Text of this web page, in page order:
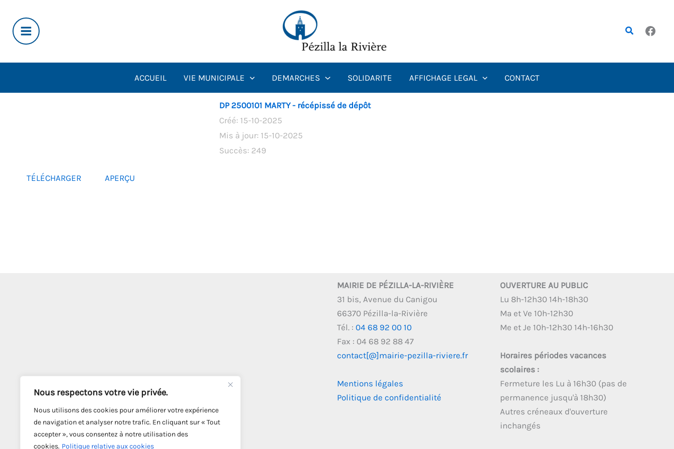
Nous respectons votre vie privée.
Nous utilisons des cookies pour améliorer votre expérience
de navigation et analyser notre trafic. En cliquant sur « Tout
accepter », vous consentez à notre utilisation des
cookies. Politique relative aux cookies
contenu
Rechercher
ACCUEIL VIE MUNICIPALE DEMARCHES SOLIDARITE AFFICHAGE LEGAL CONTACT
DP 2500101 MARTY - récépissé de dépôt
Créé: 15-10-2025
Mis à jour: 15-10-2025
Succès: 249
TÉLÉCHARGER APERÇU
MAIRIE DE PÉZILLA-LA-RIVIÈRE
31 bis, Avenue du Canigou
66370 Pézilla-la-Rivière
Tél. : 04 68 92 00 10
Fax : 04 68 92 88 47
contact[@]mairie-pezilla-riviere.fr
Mentions légales
Politique de confidentialité
OUVERTURE AU PUBLIC
Lu 8h-12h30 14h-18h30
Ma et Ve 10h-12h30
Me et Je 10h-12h30 14h-16h30
Horaires périodes vacances
scolaires :
Fermeture les Lu à 16h30 (pas de
permanence jusqu'à 18h30)
Autres créneaux d'ouverture
inchangés